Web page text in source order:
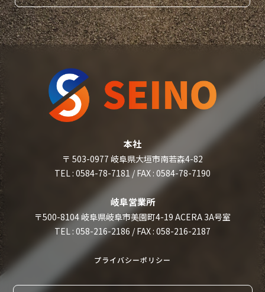
本社
〒 503-0977 岐阜県大垣市南若森4-82
TEL : 0584-78-7181 / FAX : 0584-78-7190
岐阜営業所
〒500-8104 岐阜県岐阜市美園町4-19 ACERA 3A号室
TEL : 058-216-2186 / FAX : 058-216-2187
プライバシーポリシー